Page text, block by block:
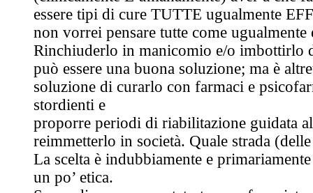
essere tipi di cure TUTTE ugualmente
non vorrei pensare tutte come ugualmente
Rinchiuderlo in manicomio e/o imbottirlo
può essere una buona soluzione; ma è
soluzione di curarlo con farmaci e
stordienti e
proporre periodi di riabilitazione guidata
reimmetterlo in società. Quale strada
La scelta è indubbiamente e
un po’ etica.